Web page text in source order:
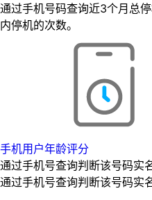
通过手机号码查询近3个月总
内停机的次数。
手机用户年龄评分
通过手机号查询判断该号码实
通过手机号查询判断该号码实